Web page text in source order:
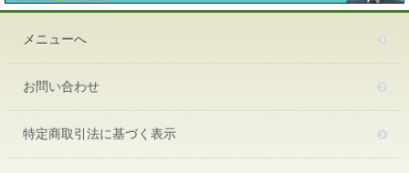
メニューへ
お問い合わせ
特定商取引法に基づく表示